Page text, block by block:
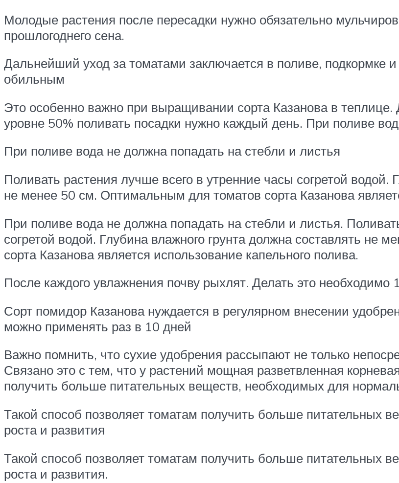
Молодые растения после пересадки нужно обязательно
прошлогоднего сена.
Дальнейший уход за томатами заключается в поливе, подкормке
обильным
Это особенно важно при выращивании сорта Казанова в
уровне 50% поливать посадки нужно каждый день. При поливе
При поливе вода не должна попадать на стебли и листья
Поливать растения лучше всего в утренние часы согретой водой.
не менее 50 см. Оптимальным для томатов сорта Казанова
При поливе вода не должна попадать на стебли и листья.
согретой водой. Глубина влажного грунта должна составлять не
сорта Казанова является использование капельного полива.
После каждого увлажнения почву рыхлят. Делать это необходимо
Сорт помидор Казанова нуждается в регулярном внесении
можно применять раз в 10 дней
Важно помнить, что сухие удобрения рассыпают не только
Связано это с тем, что у растений мощная разветвленная
получить больше питательных веществ, необходимых для
Такой способ позволяет томатам получить больше питательных
роста и развития
Такой способ позволяет томатам получить больше питательных
роста и развития.